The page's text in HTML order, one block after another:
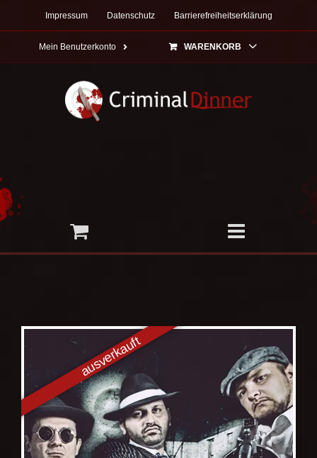
Impressum Datenschutz Barrierefreiheitserklärung
Mein Benutzerkonto WARENKORB